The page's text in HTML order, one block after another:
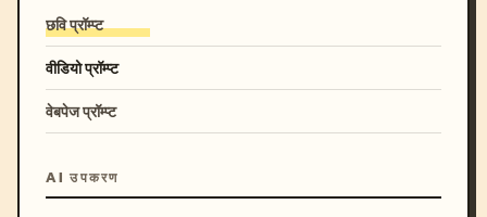
छवि प्रॉम्प्ट
वीडियो प्रॉम्प्ट
वेबपेज प्रॉम्प्ट
AI उपकरण